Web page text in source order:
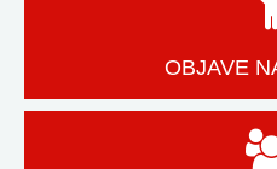
OBJAVE